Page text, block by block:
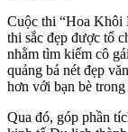
Cuộc thi “Hoa Khôi
thi sắc đẹp được tổ
nhằm tìm kiếm cô
quảng bá nét đẹp
hơn với bạn bè
Qua đó, góp phần